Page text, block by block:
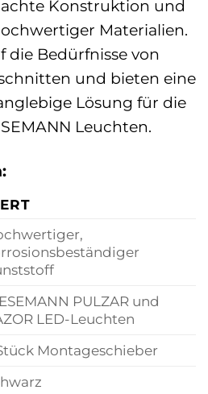
Konstruktion und
Materialien.
die Bedürfnisse von
und bieten eine
Lösung für die
Leuchten.
PULZAR und
LED-Leuchten
Montageschieber